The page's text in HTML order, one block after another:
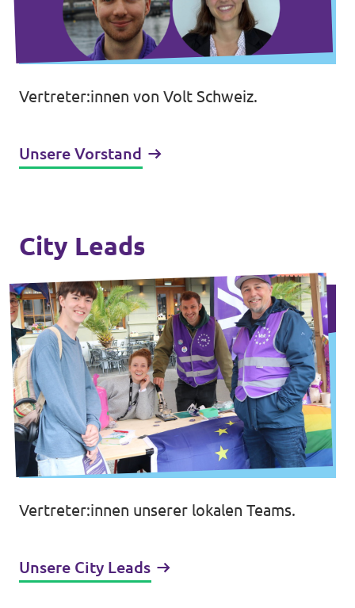
Transparenz
Impressum
Vertreter:innen von Volt Schweiz.
Unsere Vorstand
City Leads
Vertreter:innen unserer lokalen Teams.
Unsere City Leads